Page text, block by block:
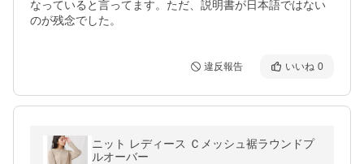
なっていると言ってます。ただ、説明書が日本語ではない
のが残念でした。
違反報告 いいね 0
ニット レディース Ｃメッシュ裾ラウンドプ
ルオーバー